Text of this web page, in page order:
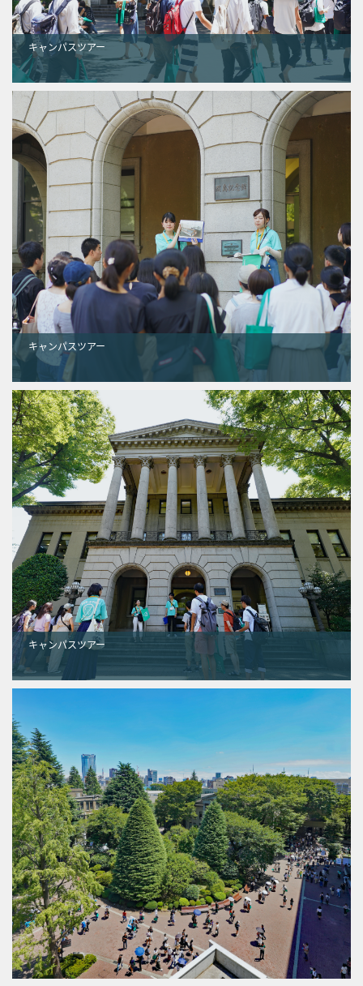
キャンパスツアー
キャンパスツアー
キャンパスツアー